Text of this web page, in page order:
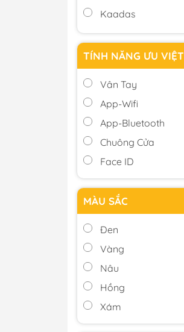
Kaadas
TÍNH NĂNG ƯU VIỆT
Vân Tay
App-Wifi
App-Bluetooth
Chuông Cửa
Face ID
Lòng Bàn Tay
Remote
Chìa Khóa Cơ
MÀU SẮC
Đen
Vàng
Nâu
Hồng
Xám
Bạc